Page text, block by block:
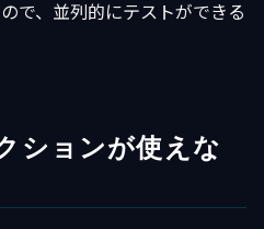
で、並列的にテストができる
ションが使えな